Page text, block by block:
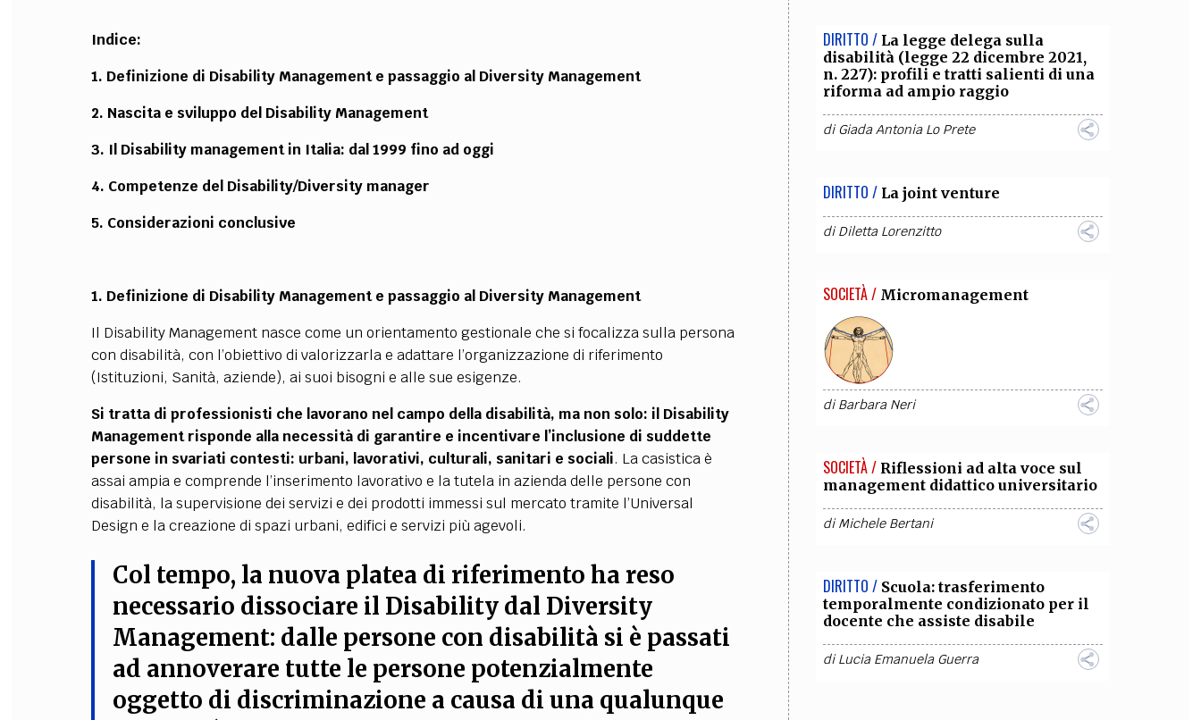
Indice:
1. Definizione di Disability Management e passaggio al Diversity Management
2. Nascita e sviluppo del Disability Management
3. Il Disability management in Italia: dal 1999 fino ad oggi
4. Competenze del Disability/Diversity manager
5. Considerazioni conclusive
1. Definizione di Disability Management e passaggio al Diversity Management
Il Disability Management nasce come un orientamento gestionale che si focalizza sulla persona
con disabilità, con l’obiettivo di valorizzarla e adattare l’organizzazione di riferimento
(Istituzioni, Sanità, aziende), ai suoi bisogni e alle sue esigenze.
Si tratta di professionisti che lavorano nel campo della disabilità, ma non solo: il Disability
Management risponde alla necessità di garantire e incentivare l’inclusione di suddette
persone in svariati contesti: urbani, lavorativi, culturali, sanitari e sociali. La casistica è
assai ampia e comprende l’inserimento lavorativo e la tutela in azienda delle persone con
disabilità, la supervisione dei servizi e dei prodotti immessi sul mercato tramite l’Universal
Design e la creazione di spazi urbani, edifici e servizi più agevoli.
Col tempo, la nuova platea di riferimento ha reso
necessario dissociare il Disability dal Diversity
Management: dalle persone con disabilità si è passati
ad annoverare tutte le persone potenzialmente
oggetto di discriminazione a causa di una qualunque
DIRITTO / La legge delega sulla
disabilità (legge 22 dicembre 2021,
n. 227): profili e tratti salienti di una
riforma ad ampio raggio
diGiada Antonia Lo Prete
DIRITTO / La joint venture
diDiletta Lorenzitto
SOCIETÀ / Micromanagement
diBarbara Neri
SOCIETÀ / Riflessioni ad alta voce sul
management didattico universitario
diMichele Bertani
DIRITTO / Scuola: trasferimento
temporalmente condizionato per il
docente che assiste disabile
diLucia Emanuela Guerra